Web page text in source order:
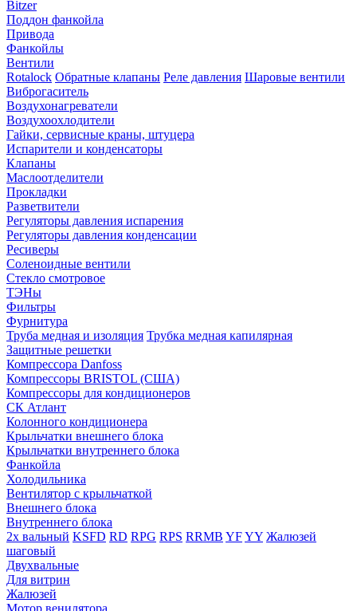
Bitzer
Поддон фанкойла
Привода
Фанкойлы
Вентили
Rotalock Обратные клапаны Реле давления Шаровые вентили
Виброгаситель
Воздухонагреватели
Воздухоохлодители
Гайки, сервисные краны, штуцера
Испарители и конденсаторы
Клапаны
Маслоотделители
Прокладки
Разветвители
Регуляторы давления испарения
Регуляторы давления конденсации
Ресиверы
Соленоидные вентили
Стекло смотровое
ТЭНы
Фильтры
Фурнитура
Труба медная и изоляция Трубка медная капилярная
Защитные решетки
Компрессора Danfoss
Компрессоры BRISTOL (США)
Компрессоры для кондиционеров
СК Атлант
Колонного кондиционера
Крыльчатки внешнего блока
Крыльчатки внутреннего блока
Фанкойла
Холодильника
Вентилятор с крыльчаткой
Внешнего блока
Внутреннего блока
2х вальный KSFD RD RPG RPS RRMB YFYY Жалюзей
шаговый
Двухвальные
Для витрин
Жалюзей
Мотор венилятора